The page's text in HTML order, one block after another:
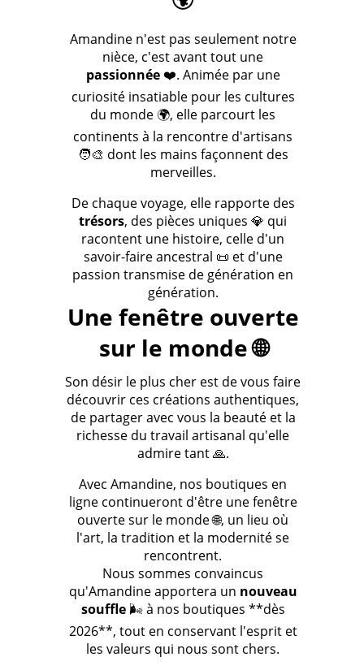
Amandine n'est pas seulement notre
nièce, c'est avant tout une
passionnée❤️. Animée par une
curiosité insatiable pour les cultures
du monde 🌍, elle parcourt les
continents à la rencontre d'artisans
🧑‍🎨 dont les mains façonnent des
merveilles.
De chaque voyage, elle rapporte des
trésors, des pièces uniques 💎 qui
racontent une histoire, celle d'un
savoir-faire ancestral 📜 et d'une
passion transmise de génération en
génération.
Une fenêtre ouverte
sur le monde 🌐
Son désir le plus cher est de vous faire
découvrir ces créations authentiques,
de partager avec vous la beauté et la
richesse du travail artisanal qu'elle
admire tant 🙏.
Avec Amandine, nos boutiques en
ligne continueront d'être une fenêtre
ouverte sur le monde 🌐, un lieu où
l'art, la tradition et la modernité se
rencontrent.
Nous sommes convaincus
qu'Amandine apportera un nouveau
souffle🌬️ à nos boutiques **dès
2026**, tout en conservant l'esprit et
les valeurs qui nous sont chers.